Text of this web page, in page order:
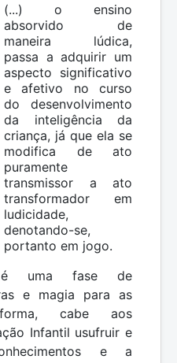
(...) o ensino
absorvido de
maneira lúdica,
passa a adquirir um
aspecto significativo
e afetivo no curso
do desenvolvimento
da inteligência da
criança, já que ela se
modifica de ato
puramente
transmissor a ato
transformador em
ludicidade,
denotando-se,
portanto em jogo.
uma fase de
e magia para as
cabe aos
Infantil usufruir e
e a